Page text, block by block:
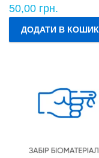
50,00 грн.
ДОДАТИ В КОШИК